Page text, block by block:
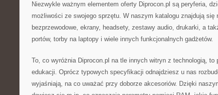
Niezwykle ważnym elementem oferty Diprocon.pl są peryferia,
możliwości ze swojego sprzętu. W naszym katalogu znajdują się
bezprzewodowe, ekrany, headsety, zestawy audio, drukarki, a
portów, torby na laptopy i wiele innych funkcjonalnych gadżetów.
To, co wyróżnia Diprocon.pl na tle innych witryn z technologią, to
edukacji. Oprócz typowych specyfikacji odnajdziesz u nas
wyjaśniają, na co uważać przy doborze akcesoriów. Dzięki